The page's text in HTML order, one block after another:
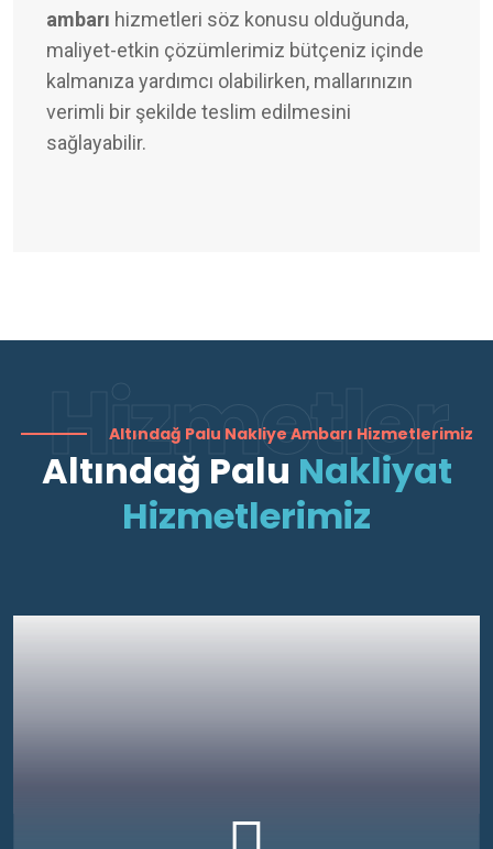
ambarı hizmetleri söz konusu olduğunda,
maliyet-etkin çözümlerimiz bütçeniz içinde
kalmanıza yardımcı olabilirken, mallarınızın
verimli bir şekilde teslim edilmesini
sağlayabilir.
Hizmetler
Altındağ Palu Nakliye Ambarı Hizmetlerimiz
Altındağ Palu Nakliyat
Hizmetlerimiz